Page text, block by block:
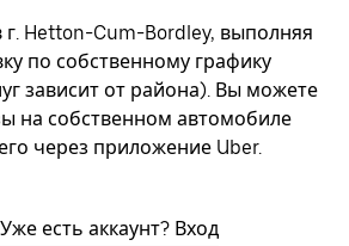
г. Hetton-Cum-Bordley, выполняя
по собственному графику
зависит от района). Вы можете
на собственном автомобиле
через приложение Uber.
Уже есть аккаунт? Вход